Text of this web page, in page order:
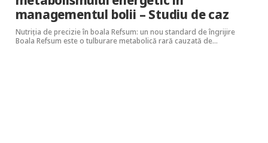
managementul bolii – Studiu de caz
Nutriția de precizie în boala Refsum: un nou standard de îngrijire
Boala Refsum este o tulburare metabolică rară cauzată de…